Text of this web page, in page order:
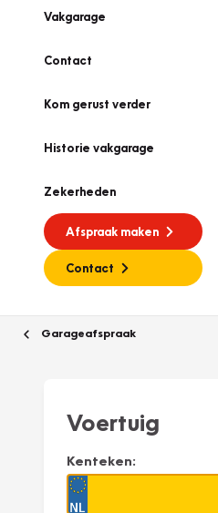
Vakgarage
Contact
Kom gerust verder
Historie vakgarage
Zekerheden
Afspraak maken
Contact
Garageafspraak
Voertuig
Kenteken: